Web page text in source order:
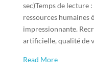
sec)Temps de lecture
ressources humaines
impressionnante.
artificielle, qualité de
Read More